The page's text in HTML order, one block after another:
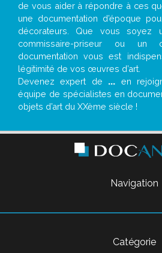
de vous aider à répondre à ces
une documentation d’époque
décorateurs. Que vous soyez
commissaire-priseur ou un
documentation vous est
légitimité de vos œuvres d’art.
Devenez expert de ... en
équipe de spécialistes en
objets d’art du XXème siècle !
Navigation
Catégorie